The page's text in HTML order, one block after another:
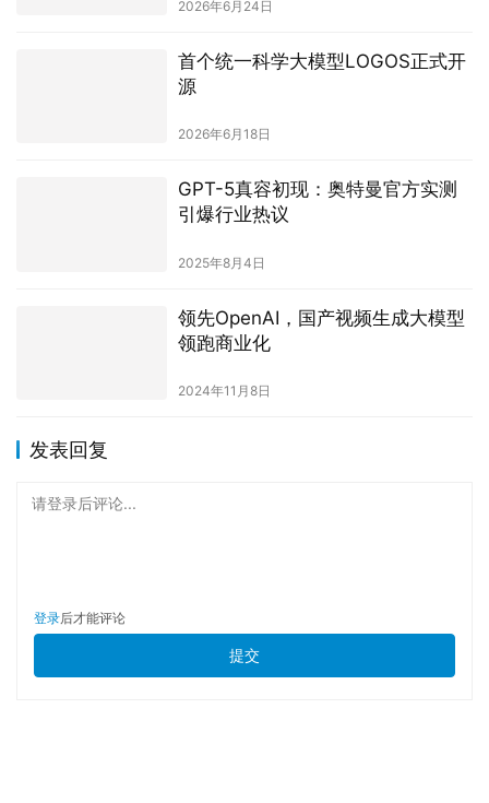
2026年6月24日
首个统一科学大模型LOGOS正式开
源
2026年6月18日
GPT-5真容初现：奥特曼官方实测
引爆行业热议
2025年8月4日
领先OpenAI，国产视频生成大模型
领跑商业化
2024年11月8日
发表回复
请登录后评论...
登录后才能评论
提交